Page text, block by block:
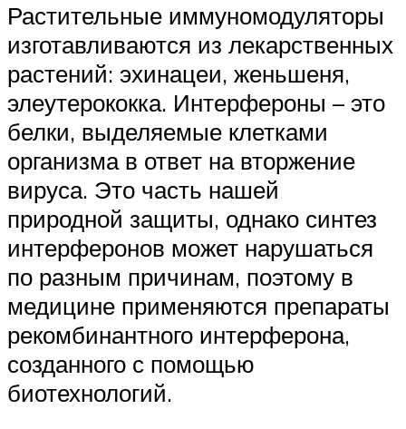
Растительные иммуномодуляторы
изготавливаются из лекарственных
растений: эхинацеи, женьшеня,
элеутерококка. Интерфероны – это
белки, выделяемые клетками
организма в ответ на вторжение
вируса. Это часть нашей
природной защиты, однако синтез
интерферонов может нарушаться
по разным причинам, поэтому в
медицине применяются препараты
рекомбинантного интерферона,
созданного с помощью
биотехнологий.